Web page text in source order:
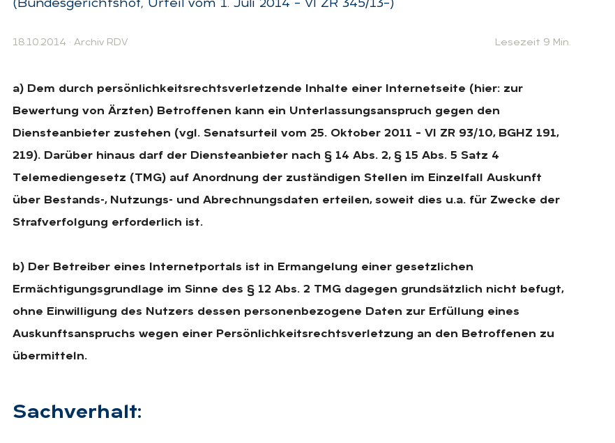
(Bundesgerichtshof, Urteil vom 1. Juli 2014 – VI ZR 345/13–)
18.10.2014 · Archiv RDV Lesezeit 9 Min.
a) Dem durch persönlichkeitsrechtsverletzende Inhalte einer Internetseite (hier: zur
Bewertung von Ärzten) Betroffenen kann ein Unterlassungsanspruch gegen den
Diensteanbieter zustehen (vgl. Senatsurteil vom 25. Oktober 2011 – VI ZR 93/10, BGHZ 191,
219). Darüber hinaus darf der Diensteanbieter nach § 14 Abs. 2, § 15 Abs. 5 Satz 4
Telemediengesetz (TMG) auf Anordnung der zuständigen Stellen im Einzelfall Auskunft
über Bestands-, Nutzungs- und Abrechnungsdaten erteilen, soweit dies u.a. für Zwecke der
Strafverfolgung erforderlich ist.
b) Der Betreiber eines Internetportals ist in Ermangelung einer gesetzlichen
Ermächtigungsgrundlage im Sinne des § 12 Abs. 2 TMG dagegen grundsätzlich nicht befugt,
ohne Einwilligung des Nutzers dessen personenbezogene Daten zur Erfüllung eines
Auskunftsanspruchs wegen einer Persönlichkeitsrechtsverletzung an den Betroffenen zu
übermitteln.
Sach­ver­halt: